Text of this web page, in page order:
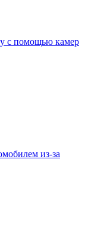
с помощью камер
из-за